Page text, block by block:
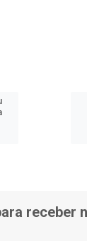
receber